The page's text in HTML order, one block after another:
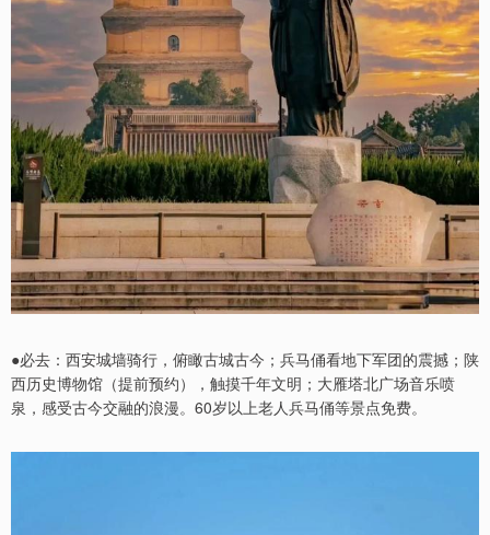
●必去：西安城墙骑行，俯瞰古城古今；兵马俑看地下军团的震撼；陕
西历史博物馆（提前预约），触摸千年文明；大雁塔北广场音乐喷
泉，感受古今交融的浪漫。60岁以上老人兵马俑等景点免费。